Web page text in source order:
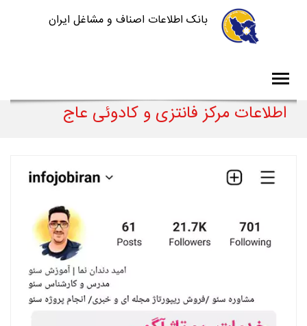
بانک اطلاعات اصناف و مشاغل ایران
اطلاعات مرکز فانتزی و کادوئی عاج